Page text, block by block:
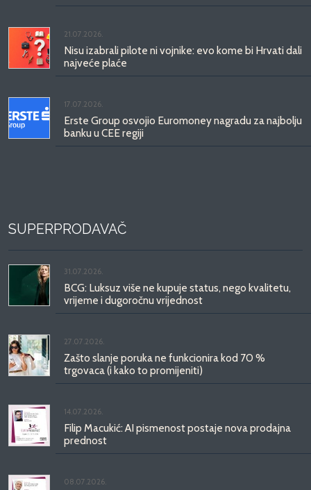
21.07.2026.
Nisu izabrali pilote ni vojnike: evo kome bi Hrvati dali
najveće plaće
17.07.2026.
Erste Group osvojio Euromoney nagradu za najbolju
banku u CEE regiji
SUPERPRODAVAČ
31.07.2026.
BCG: Luksuz više ne kupuje status, nego kvalitetu,
vrijeme i dugoročnu vrijednost
27.07.2026.
Zašto slanje poruka ne funkcionira kod 70 %
trgovaca (i kako to promijeniti)
14.07.2026.
Filip Macukić: AI pismenost postaje nova prodajna
prednost
08.07.2026.